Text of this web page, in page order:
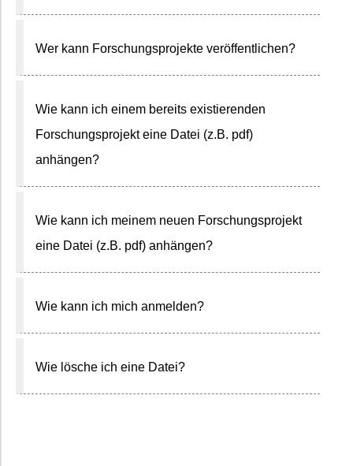
Wer kann Forschungsprojekte veröffentlichen?
Wie kann ich einem bereits existierenden
Forschungsprojekt eine Datei (z.B. pdf)
anhängen?
Wie kann ich meinem neuen Forschungsprojekt
eine Datei (z.B. pdf) anhängen?
Wie kann ich mich anmelden?
Wie lösche ich eine Datei?